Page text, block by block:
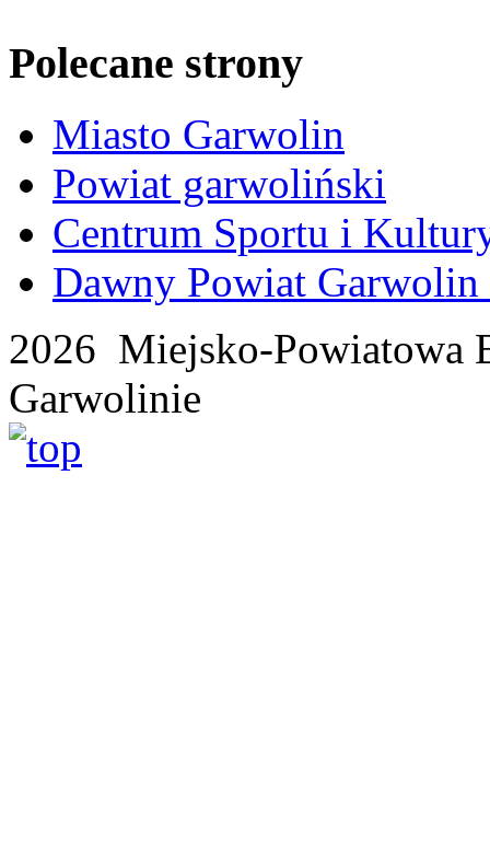
Polecane strony
Miasto Garwolin
Powiat garwoliński
Centrum Sportu i
Dawny Powiat
2026 Miejsko-Powiatowa
Garwolinie